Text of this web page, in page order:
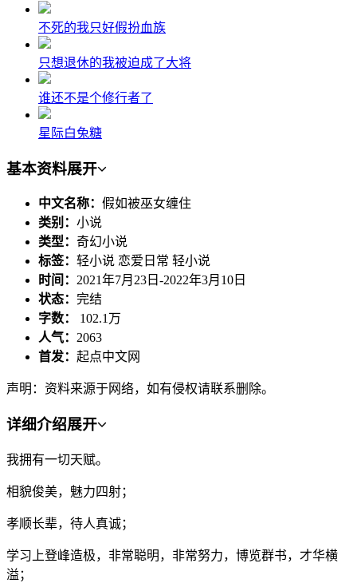
不死的我只好假扮血族
只想退休的我被迫成了大将
谁还不是个修行者了
星际白兔糖
基本资料展开
中文名称： 假如被巫女缠住
类别： 小说
类型： 奇幻小说
标签： 轻小说 恋爱日常 轻小说
时间： 2021年7月23日-2022年3月10日
状态： 完结
字数： 102.1万
人气： 2063
首发： 起点中文网
声明：资料来源于网络，如有侵权请联系删除。
详细介绍展开
我拥有一切天赋。
相貌俊美，魅力四射；
孝顺长辈，待人真诚；
学习上登峰造极，非常聪明，非常努力，博览群书，才华横
溢；